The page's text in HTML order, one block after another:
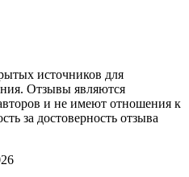
источников для
Отзывы являются
и не имеют отношения к
за достоверность отзыва